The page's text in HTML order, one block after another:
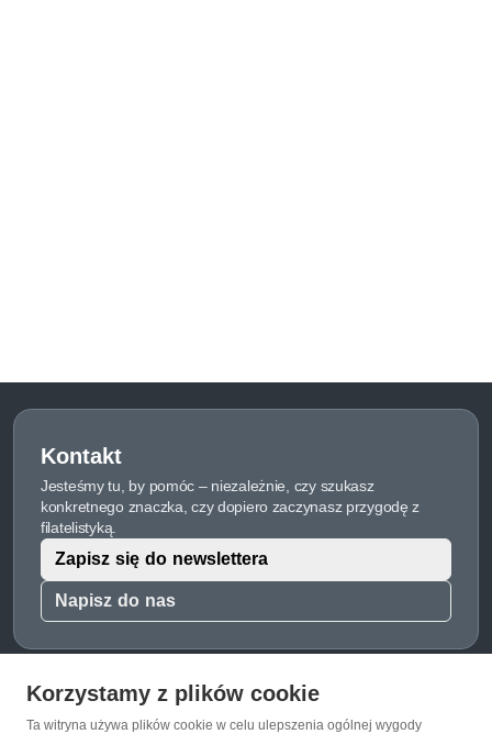
Kontakt
Jesteśmy tu, by pomóc – niezależnie, czy szukasz
konkretnego znaczka, czy dopiero zaczynasz przygodę z
filatelistyką.
Napisz do nas
Zapisz się do newslettera
O Znaczkopol.pl
Korzystamy z plików cookie
Ta witryna używa plików cookie w celu ulepszenia ogólnej wygody